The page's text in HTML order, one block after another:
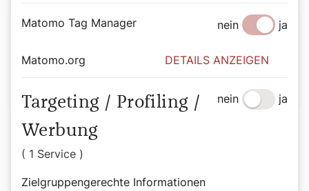
Autor:
Matomo Tag Manager nein ja
Matomo.org DETAILS ANZEIGEN
Targeting / Profiling /
Werbung
( 1 Service )
Zielgruppengerechte Informationen
nein ja